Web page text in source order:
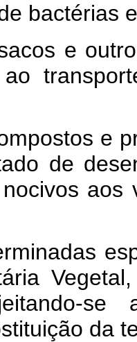
bactérias
e
e
de
aos
se
da